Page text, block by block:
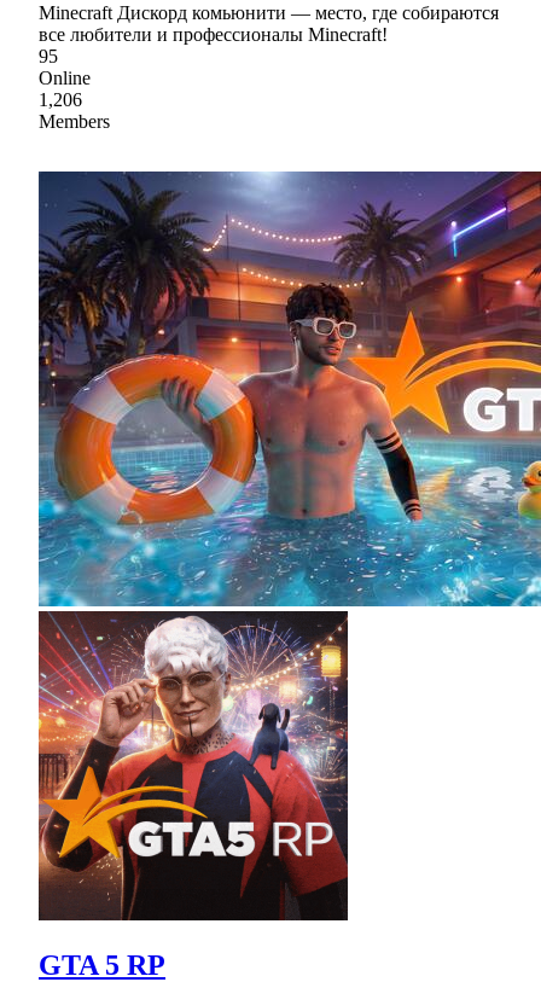
Minecraft Дискорд комьюнити — место, где собираются
все любители и профессионалы Minecraft!
95
Online
1,206
Members
GTA 5 RP